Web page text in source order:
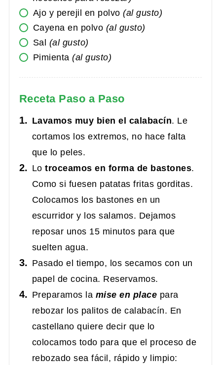
Ajo y perejil en polvo(al gusto)
Cayena en polvo (al gusto)
Sal (al gusto)
Pimienta(al gusto)
Receta Paso a Paso
Lavamos muy bien el calabacín. Le
cortamos los extremos, no hace falta
que lo peles.
Lotroceamos en forma de bastones.
Como si fuesen patatas fritas gorditas.
Colocamos los bastones en un
escurridor y los salamos. Dejamos
reposar unos 15 minutos para que
suelten agua.
Pasado el tiempo, los secamos con un
papel de cocina. Reservamos.
Preparamos la mise en place para
rebozar los palitos de calabacín. En
castellano quiere decir que lo
colocamos todo para que el proceso de
rebozado sea fácil, rápido y limpio: